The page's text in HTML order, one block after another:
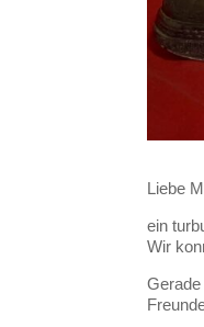
Liebe
ein
Wir